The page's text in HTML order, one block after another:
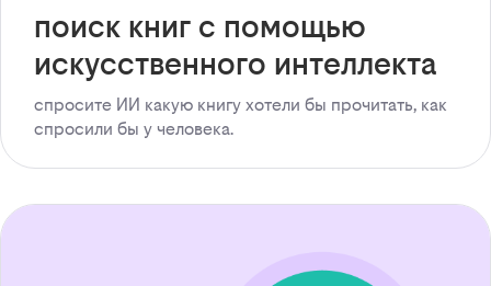
поиск книг с помощью
искусственного интеллекта
спросите ИИ какую книгу хотели бы прочитать, как
спросили бы у человека.